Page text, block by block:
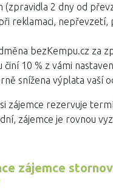
(zpravidla 2 dny od
reklamaci, nepřevzetí,
bezKempu.cz za
činí 10 % z vámi
snížena výplata vaší
zájemce rezervuje
zájemce je rovnou
zájemce